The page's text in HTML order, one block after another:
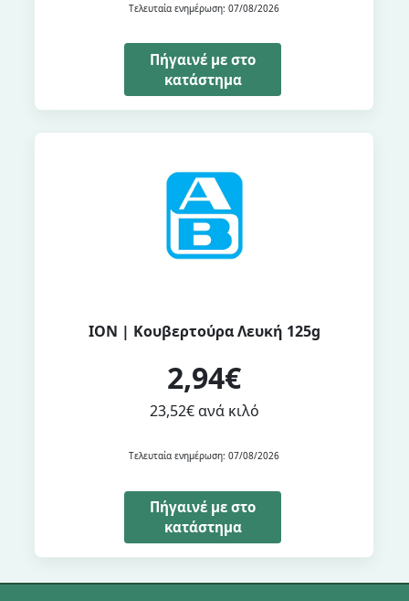
Τελευταία ενημέρωση: 07/08/2026
Πήγαινέ με στο
κατάστημα
ΙΟΝ | Κουβερτούρα Λευκή 125g
2,94€
23,52€ ανά κιλό
Τελευταία ενημέρωση: 07/08/2026
Πήγαινέ με στο
κατάστημα